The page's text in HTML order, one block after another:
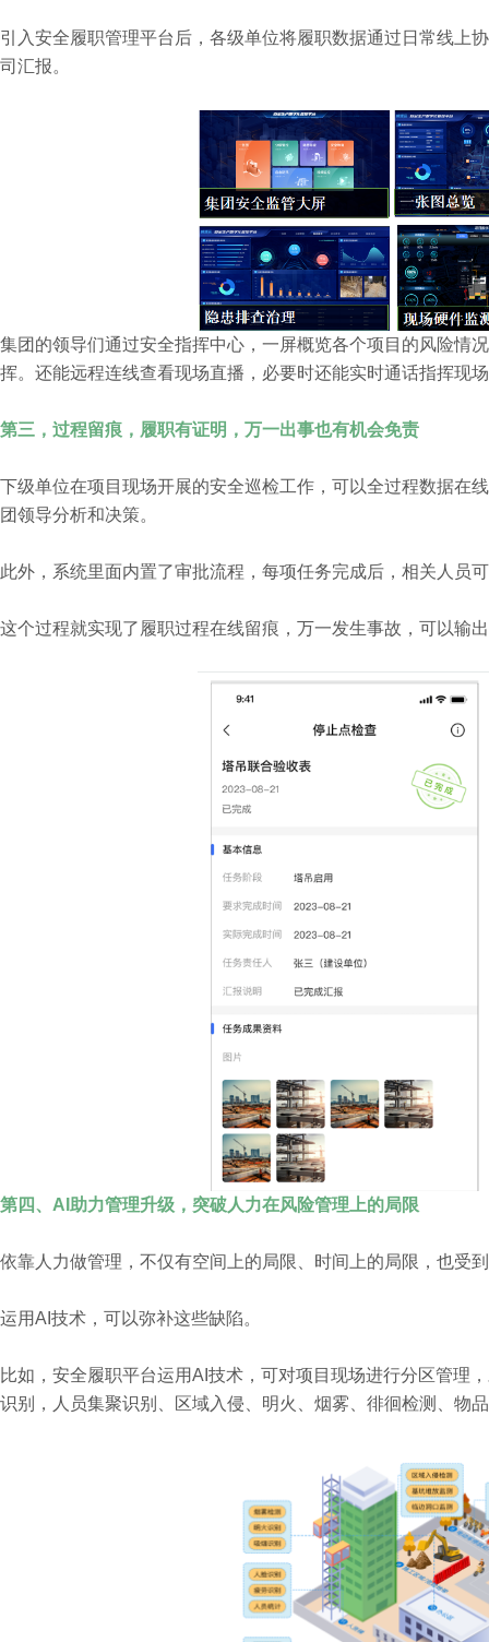
引入安全履职管理平台后，各级单位将履职数据通过日常线上
司汇报。
集团的领导们通过安全指挥中心，一屏概览各个项目的风险情
挥。还能远程连线查看现场直播，必要时还能实时通话指挥现
第三，过程留痕，履职有证明，万一出事也有机会免责
下级单位在项目现场开展的安全巡检工作，可以全过程数据在
团领导分析和决策。
此外，系统里面内置了审批流程，每项任务完成后，相关人员
这个过程就实现了履职过程在线留痕，万一发生事故，可以输
第四、AI助力管理升级，突破人力在风险管理上的局限
依靠人力做管理，不仅有空间上的局限、时间上的局限，也受
运用AI技术，可以弥补这些缺陷。
比如，安全履职平台运用AI技术，可对项目现场进行分区管理
识别，人员集聚识别、区域入侵、明火、烟雾、徘徊检测、物